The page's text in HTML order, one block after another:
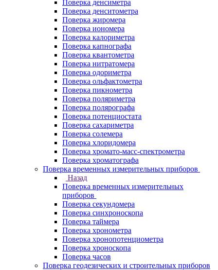
Поверка денсиметра
Поверка денситометра
Поверка жиромера
Поверка иономера
Поверка калориметра
Поверка капнографа
Поверка квантометра
Поверка нитратомера
Поверка одориметра
Поверка ольфактометра
Поверка пикнометра
Поверка поляриметра
Поверка полярографа
Поверка потенциостата
Поверка сахариметра
Поверка солемера
Поверка хлоридомера
Поверка хромато-масс-спектрометра
Поверка хроматографа
Поверка временных измерительных приборов
Назад
Поверка временных измерительных
приборов
Поверка секундомера
Поверка синхроноскопа
Поверка таймера
Поверка хронометра
Поверка хронопотенциометра
Поверка хроноскопа
Поверка часов
Поверка геодезических и строительных приборов